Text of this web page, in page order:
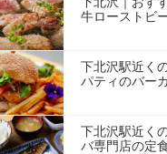
牛ローストビ
下北沢駅近く
パティのバー
下北沢駅近く
バ専門店の定